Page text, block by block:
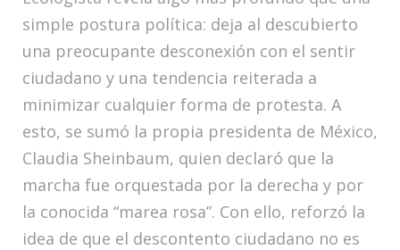
simple postura política: deja al descubierto
una preocupante desconexión con el sentir
ciudadano y una tendencia reiterada a
minimizar cualquier forma de protesta. A
esto, se sumó la propia presidenta de México,
Claudia Sheinbaum, quien declaró que la
marcha fue orquestada por la derecha y por
la conocida “marea rosa”. Con ello, reforzó la
idea de que el descontento ciudadano no es